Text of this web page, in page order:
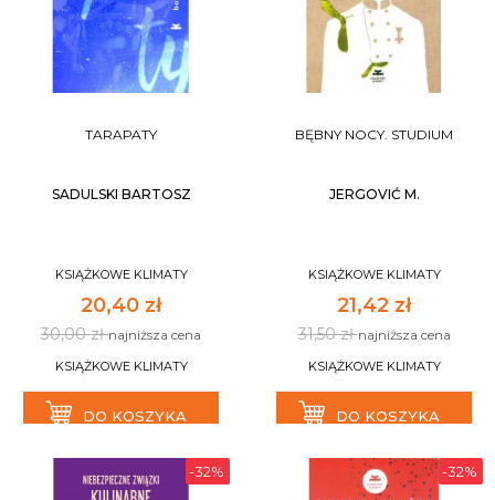
TARAPATY
SADULSKI BARTOSZ
KSIĄŻKOWE KLIMATY
20,40 zł
30,00 złnajniższa cena
KSIĄŻKOWE KLIMATY
DO KOSZYKA
BĘBNY NOCY. STUDIUM
JERGOVIĆ M.
KSIĄŻKOWE KLIMATY
21,42 zł
31,50 złnajniższa cena
KSIĄŻKOWE KLIMATY
DO KOSZYKA
-32% -32%